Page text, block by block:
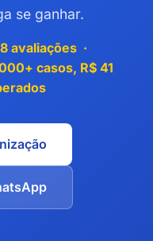
se ganhar.
avaliações ·
casos, R$ 41